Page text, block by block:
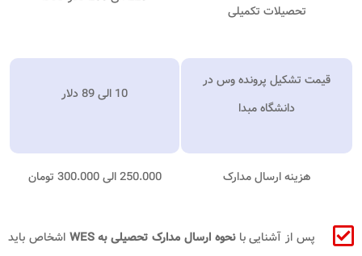
تحصیلات تکمیلی
قیمت تشکیل پرونده وس در
دانشگاه مبدا
10 الی 89 دلار
هزینه ارسال مدارک 250.000 الی 300.000 تومان
پس از آشنایی بانحوه ارسال مدارک تحصیلی به WES
اشخاص باید